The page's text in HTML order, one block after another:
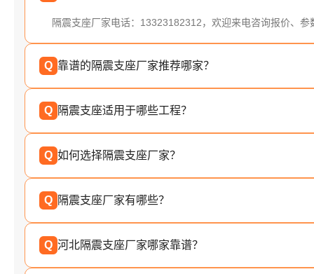
隔震支座厂家电话：13323182312，欢迎来电咨询报价、参
Q 靠谱的隔震支座厂家推荐哪家？
Q 隔震支座适用于哪些工程？
Q 如何选择隔震支座厂家？
Q 隔震支座厂家有哪些？
Q 河北隔震支座厂家哪家靠谱？